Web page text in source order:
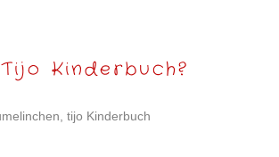
Tijo Kinderbuch?